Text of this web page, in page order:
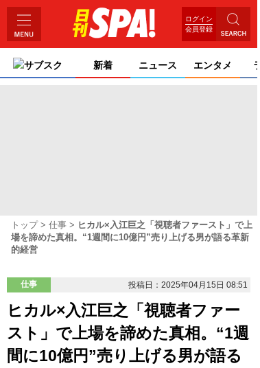
ログイン
会員登録
サブスク 新着 ニュース エンタメ
トップ 仕事
ヒカル×入江巨之「視聴者ファースト」で上
場を諦めた真相。“1週間に10億円”売り上げる男が語る革新
的経営
仕事 投稿日：2025年04月15日 08:51
ヒカル×入江巨之「視聴者ファー
スト」で上場を諦めた真相。“1週
間に10億円”売り上げる男が語る